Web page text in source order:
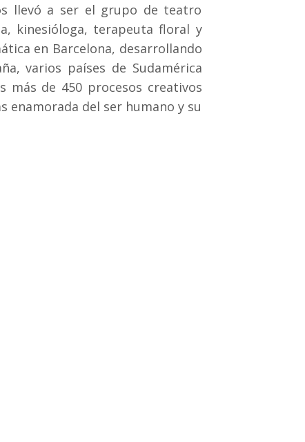
llevó a ser el grupo de teatro
kinesióloga, terapeuta floral y
en Barcelona, desarrollando
varios países de Sudamérica
más de 450 procesos creativos
enamorada del ser humano y su